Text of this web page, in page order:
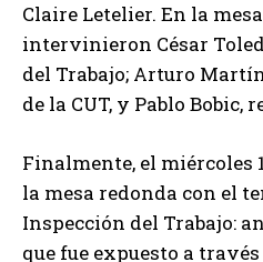
Claire Letelier. En la
intervinieron César
del Trabajo; Arturo
de la CUT, y Pablo Bobic,
Finalmente, el miércoles
la mesa redonda con el
Inspección del Trabajo:
que fue expuesto a